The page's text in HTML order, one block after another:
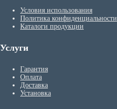
Условия использования
Политика конфиденциальности
Каталоги продукции
Услуги
Гарантия
Оплата
Доставка
Установка